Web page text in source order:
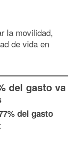
la movilidad,
de vida en
del gasto va
del gasto